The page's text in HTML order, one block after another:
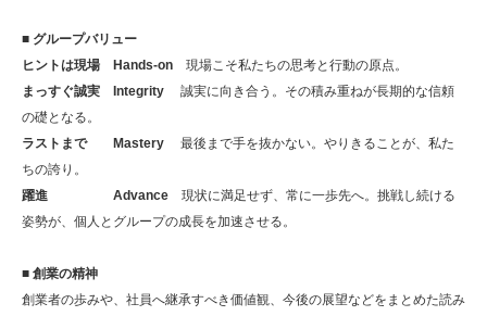
■ グループバリュー
ヒントは現場 Hands-on 現場こそ私たちの思考と行動の原点。
まっすぐ誠実 Integrity 誠実に向き合う。その積み重ねが長期的な信頼
の礎となる。
ラストまで Mastery 最後まで手を抜かない。やりきることが、私た
ちの誇り。
躍進 Advance 現状に満足せず、常に一歩先へ。挑戦し続ける
姿勢が、個人とグループの成長を加速させる。
■ 創業の精神
創業者の歩みや、社員へ継承すべき価値観、今後の展望などをまとめた読み